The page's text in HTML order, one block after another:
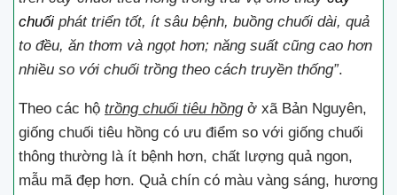
chuối phát triển tốt, ít sâu bệnh, buồng chuối dài, quả
to đều, ăn thơm và ngọt hơn; năng suất cũng cao hơn
nhiều so với chuối trồng theo cách truyền thống”.
Theo các hộ trồng chuối tiêu hồngở xã Bản Nguyên,
giống chuối tiêu hồng có ưu điểm so với giống chuối
thông thường là ít bệnh hơn, chất lượng quả ngon,
mẫu mã đẹp hơn. Quả chín có màu vàng sáng, hương